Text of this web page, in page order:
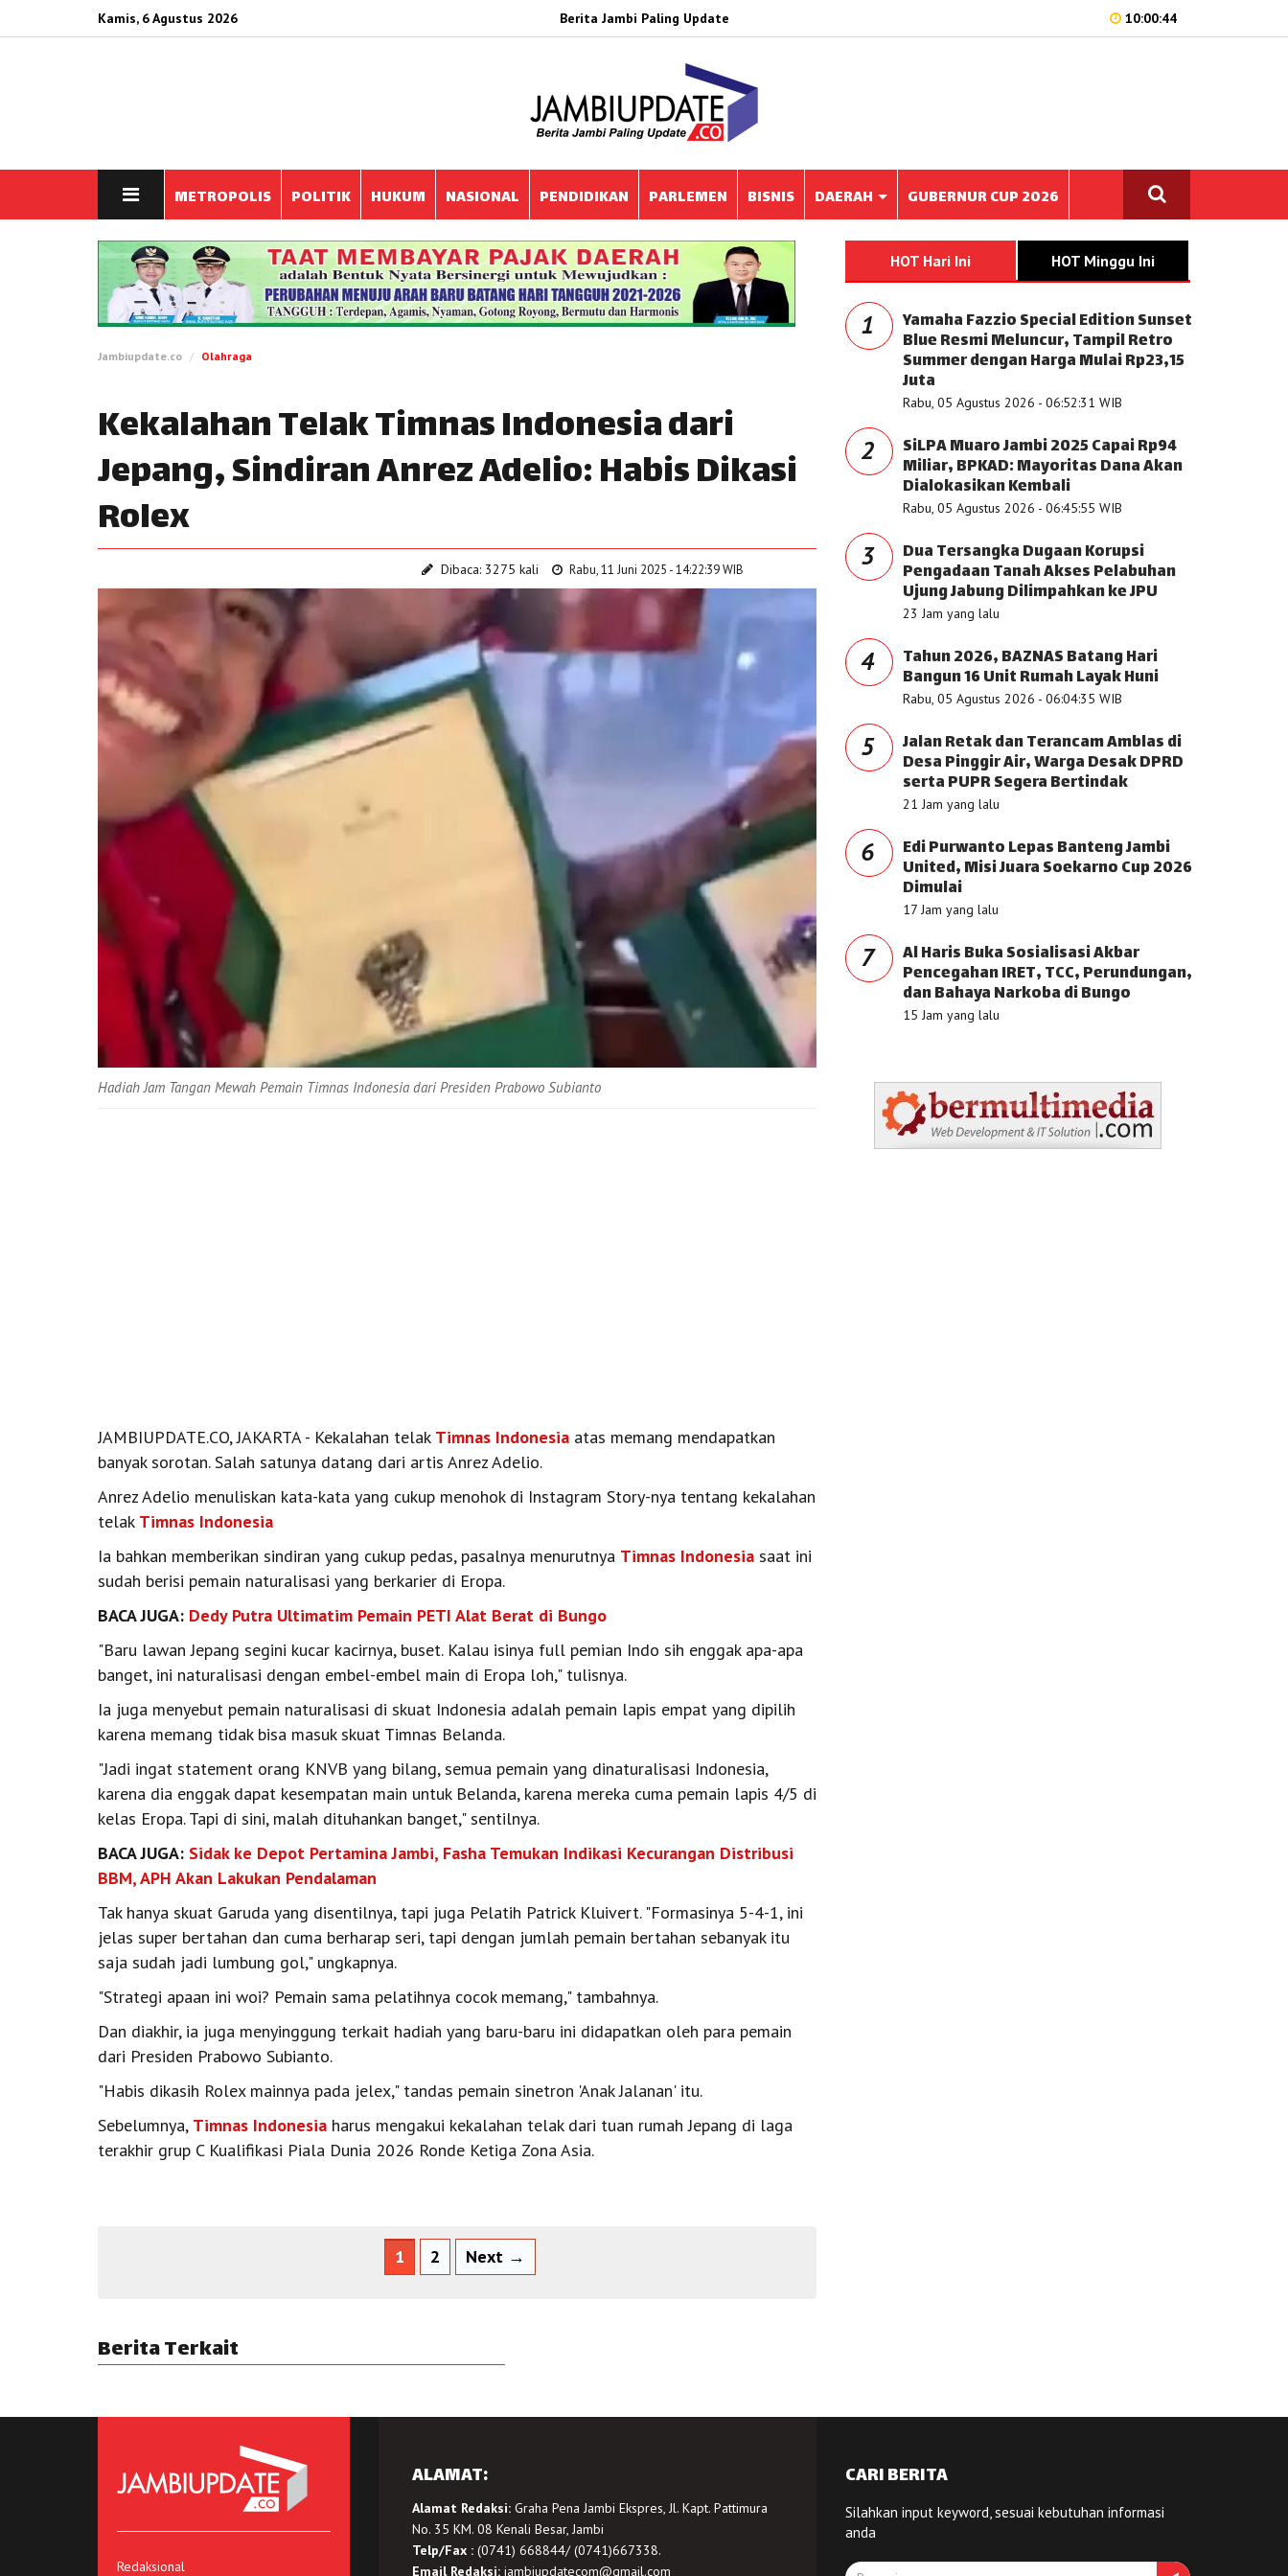
Kamis, 6 Agustus 2026 Berita Jambi Paling Update 10:00:44
METROPOLIS POLITIK HUKUM NASIONAL PENDIDIKAN PARLEMEN BISNIS DAERAH GUBERNUR CUP 2026
Jambiupdate.co Olahraga
Kekalahan Telak Timnas Indonesia dari
Jepang, Sindiran Anrez Adelio: Habis Dikasi
Rolex
Dibaca: 3275 kali Rabu, 11 Juni 2025 - 14:22:39 WIB
Hadiah Jam Tangan Mewah Pemain Timnas Indonesia dari Presiden Prabowo Subianto
JAMBIUPDATE.CO, JAKARTA - Kekalahan telak Timnas Indonesia atas memang mendapatkan
banyak sorotan. Salah satunya datang dari artis Anrez Adelio.
Anrez Adelio menuliskan kata-kata yang cukup menohok di Instagram Story-nya tentang kekalahan
telak Timnas Indonesia
Ia bahkan memberikan sindiran yang cukup pedas, pasalnya menurutnya Timnas Indonesia saat ini
sudah berisi pemain naturalisasi yang berkarier di Eropa.
BACA JUGA: Dedy Putra Ultimatim Pemain PETI Alat Berat di Bungo
"Baru lawan Jepang segini kucar kacirnya, buset. Kalau isinya full pemian Indo sih enggak apa-apa
banget, ini naturalisasi dengan embel-embel main di Eropa loh," tulisnya.
Ia juga menyebut pemain naturalisasi di skuat Indonesia adalah pemain lapis empat yang dipilih
karena memang tidak bisa masuk skuat Timnas Belanda.
"Jadi ingat statement orang KNVB yang bilang, semua pemain yang dinaturalisasi Indonesia,
karena dia enggak dapat kesempatan main untuk Belanda, karena mereka cuma pemain lapis 4/5 di
kelas Eropa. Tapi di sini, malah dituhankan banget," sentilnya.
BACA JUGA: Sidak ke Depot Pertamina Jambi, Fasha Temukan Indikasi Kecurangan Distribusi
BBM, APH Akan Lakukan Pendalaman
Tak hanya skuat Garuda yang disentilnya, tapi juga Pelatih Patrick Kluivert. "Formasinya 5-4-1, ini
jelas super bertahan dan cuma berharap seri, tapi dengan jumlah pemain bertahan sebanyak itu
saja sudah jadi lumbung gol," ungkapnya.
"Strategi apaan ini woi? Pemain sama pelatihnya cocok memang," tambahnya.
Dan diakhir, ia juga menyinggung terkait hadiah yang baru-baru ini didapatkan oleh para pemain
dari Presiden Prabowo Subianto.
"Habis dikasih Rolex mainnya pada jelex," tandas pemain sinetron 'Anak Jalanan' itu.
Sebelumnya, Timnas Indonesia harus mengakui kekalahan telak dari tuan rumah Jepang di laga
terakhir grup C Kualifikasi Piala Dunia 2026 Ronde Ketiga Zona Asia.
1 2 Next →
Berita Terkait
HOT Hari Ini HOT Minggu Ini
1 Yamaha Fazzio Special Edition Sunset
Blue Resmi Meluncur, Tampil Retro
Summer dengan Harga Mulai Rp23,15
Juta
Rabu, 05 Agustus 2026 - 06:52:31 WIB
2 SiLPA Muaro Jambi 2025 Capai Rp94
Miliar, BPKAD: Mayoritas Dana Akan
Dialokasikan Kembali
Rabu, 05 Agustus 2026 - 06:45:55 WIB
3 Dua Tersangka Dugaan Korupsi
Pengadaan Tanah Akses Pelabuhan
Ujung Jabung Dilimpahkan ke JPU
23 Jam yang lalu
4 Tahun 2026, BAZNAS Batang Hari
Bangun 16 Unit Rumah Layak Huni
Rabu, 05 Agustus 2026 - 06:04:35 WIB
5 Jalan Retak dan Terancam Amblas di
Desa Pinggir Air, Warga Desak DPRD
serta PUPR Segera Bertindak
21 Jam yang lalu
6 Edi Purwanto Lepas Banteng Jambi
United, Misi Juara Soekarno Cup 2026
Dimulai
17 Jam yang lalu
7 Al Haris Buka Sosialisasi Akbar
Pencegahan IRET, TCC, Perundungan,
dan Bahaya Narkoba di Bungo
15 Jam yang lalu
Redaksional
ALAMAT:
Alamat Redaksi:Graha Pena Jambi Ekspres, Jl. Kapt. Pattimura
No. 35 KM. 08 Kenali Besar, Jambi
Telp/Fax :(0741) 668844/ (0741)667338.
Email Redaksi: jambiupdatecom@gmail.com
CARI BERITA
Silahkan input keyword, sesuai kebutuhan informasi
anda